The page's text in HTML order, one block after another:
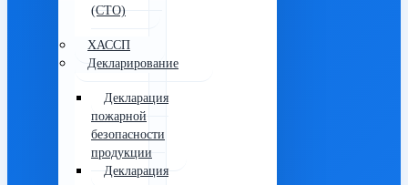
(СТО)
ХАССП
Декларирование
Декларация
пожарной
безопасности
продукции
Декларация